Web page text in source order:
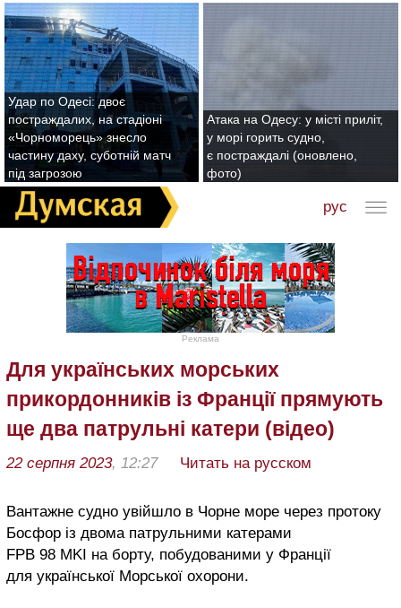
Удар по Одесі: двоє
постраждалих, на стадіоні
«Чорноморець» знесло
частину даху, суботній матч
під загрозою
Атака на Одесу: у місті приліт,
у морі горить судно,
є постраждалі (оновлено,
фото)
рус
Реклама
Для українських морських
прикордонників із Франції прямують
ще два патрульні катери (відео)
22 серпня 2023, 12:27 Читать на русском
Вантажне судно увійшло в Чорне море через протоку
Босфор із двома патрульними катерами
FPB 98 MKI на борту, побудованими у Франції
для української Морської охорони.